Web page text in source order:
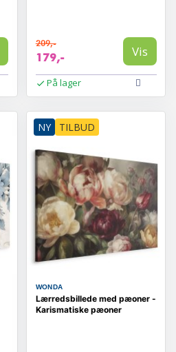
209,-
179,- Vis
På lager
NY TILBUD
WONDA
Lærredsbillede med pæoner -
Karismatiske pæoner